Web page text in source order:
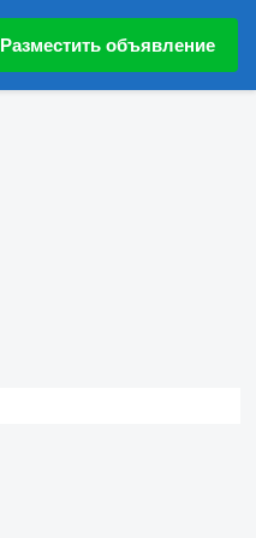
Разместить объявление